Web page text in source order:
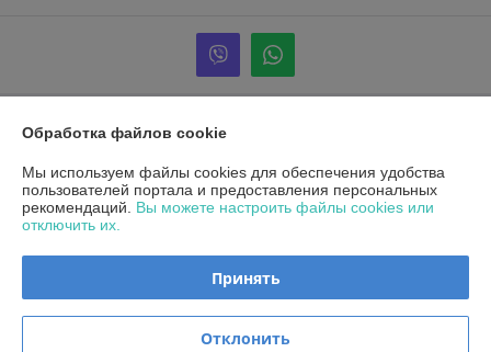
Информация для покупателя
Юридическое лицо:Общество с ограниченной ответственностью
«Альтена»
223053, Минская обл., Минский р-н., Боровлянский с/с, д. Боровляны,
ул. 40 лет Победы, д. 5А, каб.25
Регистрационный орган: Минский райисполком
Обработка файлов cookie
Мы используем файлы cookies для обеспечения удобства
пользователей портала и предоставления персональных
рекомендаций. Вы можете настроить файлы cookies или
отключить их.
Принять
Отклонить